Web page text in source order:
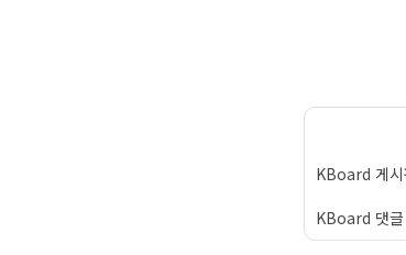
KBoard 게
KBoard 댓